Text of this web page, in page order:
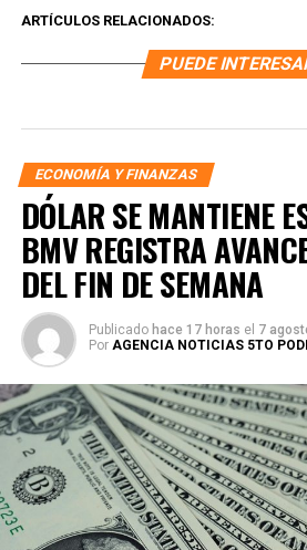
ARTÍCULOS RELACIONADOS:
PUEDE
ECONOMÍA Y FINANZAS
DÓLAR SE MANTIENE
BMV REGISTRA
DEL FIN DE SEMANA
Publicado hace 17 horas el 7
Por AGENCIA NOTICIAS 5TO